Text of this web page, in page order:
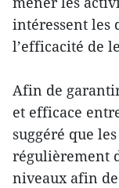
intéressent les
l’efficacité de
Afin de
et efficace
suggéré que
régulièrement
niveaux afin